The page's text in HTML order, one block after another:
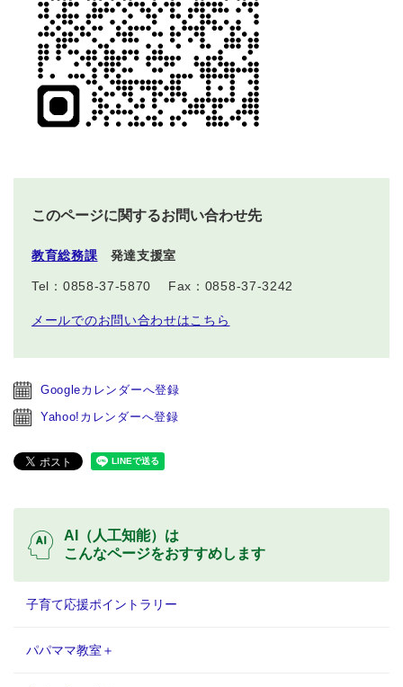
このページに関するお問い合わせ先
教育総務課 発達支援室
Tel：0858-37-5870 Fax：0858-37-3242
メールでのお問い合わせはこちら
Googleカレンダーへ登録
Yahoo!カレンダーへ登録
AI（人工知能）は
こんなページをおすすめします
子育て応援ポイントラリー
パパママ教室＋